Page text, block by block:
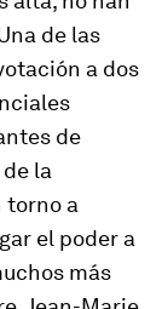
de las
a dos
de
la
torno a
el poder a
más